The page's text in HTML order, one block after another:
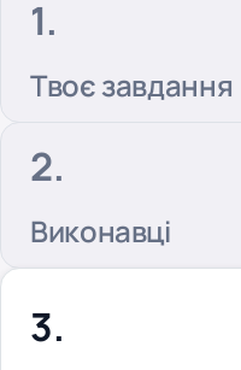
Твоє завдання
Виконавці